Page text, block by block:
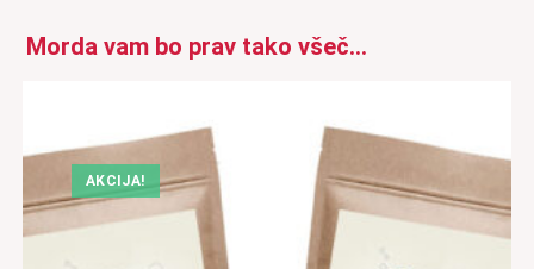
Morda vam bo prav tako všeč…
AKCIJA!